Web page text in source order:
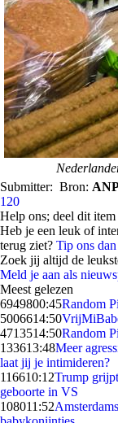
Submitter: Bron:
120
Help ons; deel dit
Heb je een leuk of
terug ziet? Tip ons
Zoek jij altijd de
Meld je aan als
Meest gelezen
6949800:45Random
5006614:50
4713514:50Random
133613:48Meer
laat jij je intimideren?
116610:12Trump
geboorte in VS
108011:52